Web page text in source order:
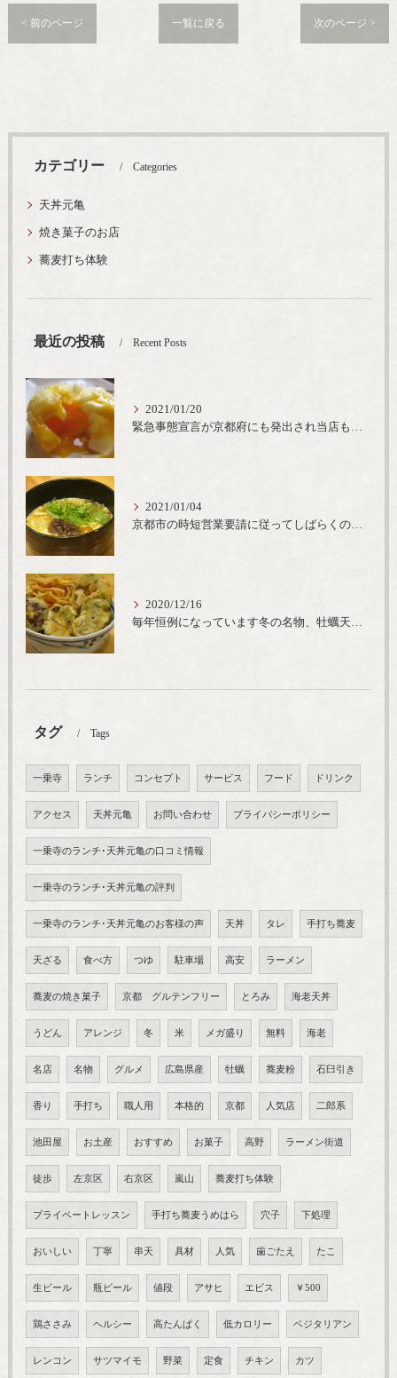
< 前のページ 一覧に戻る 次のページ >
カテゴリー Categories
天丼元亀
焼き菓子のお店
蕎麦打ち体験
最近の投稿 Recent Posts
2021/01/20
緊急事態宣言が京都府にも発出され当店も要請に従って20時完全閉店という形で営業なるべく短期間での要請解除へ一致団結です
2021/01/04
京都市の時短営業要請に従ってしばらくの間20時までの営業とさせていただいております。寒い時期には温かいお蕎麦がおすすめ
2020/12/16
毎年恒例になっています冬の名物、牡蠣天丼が販売開始です、広島県産の大粒牡蠣を使用し天ぷらならではのカリと衣クリーミーな味わいをどうぞ
タグ Tags
一乗寺 ランチ コンセプト サービス フード ドリンク
アクセス 天丼元亀 お問い合わせ プライバシーポリシー
一乗寺のランチ･天丼元亀の口コミ情報
一乗寺のランチ･天丼元亀の評判
一乗寺のランチ･天丼元亀のお客様の声 天丼 タレ 手打ち蕎麦
天ざる 食べ方 つゆ 駐車場 高安 ラーメン
蕎麦の焼き菓子 京都 グルテンフリー とろみ 海老天丼
うどん アレンジ 冬 米 メガ盛り 無料 海老
名店 名物 グルメ 広島県産 牡蠣 蕎麦粉 石臼引き
香り 手打ち 職人用 本格的 京都 人気店 二郎系
池田屋 お土産 おすすめ お菓子 高野 ラーメン街道
徒歩 左京区 右京区 嵐山 蕎麦打ち体験
プライベートレッスン 手打ち蕎麦うめはら 穴子 下処理
おいしい 丁寧 串天 具材 人気 歯ごたえ たこ
生ビール 瓶ビール 値段 アサヒ エビス ￥500
鶏ささみ ヘルシー 高たんぱく 低カロリー ベジタリアン
レンコン サツマイモ 野菜 定食 チキン カツ